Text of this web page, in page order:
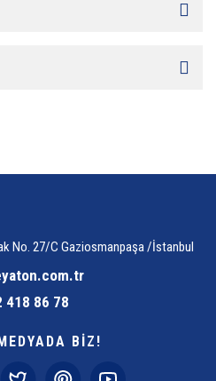
No. 27/C Gaziosmanpaşa /İstanbul
418 86 78
BİZ!